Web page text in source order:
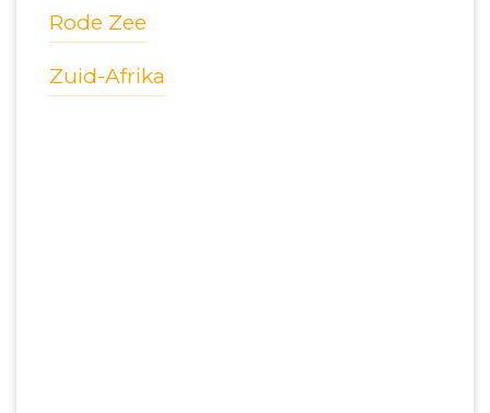
Rode Zee
Zuid-Afrika